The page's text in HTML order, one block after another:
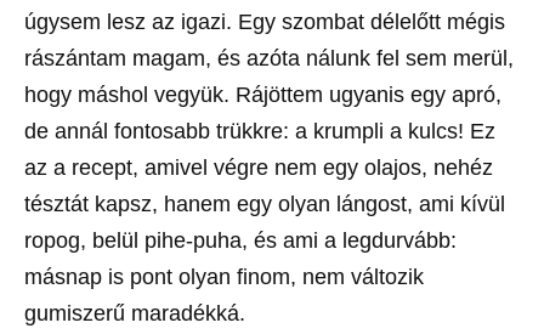
úgysem lesz az igazi. Egy szombat délelőtt mégis
rászántam magam, és azóta nálunk fel sem merül,
hogy máshol vegyük. Rájöttem ugyanis egy apró,
de annál fontosabb trükkre: a krumpli a kulcs! Ez
az a recept, amivel végre nem egy olajos, nehéz
tésztát kapsz, hanem egy olyan lángost, ami kívül
ropog, belül pihe-puha, és ami a legdurvább:
másnap is pont olyan finom, nem változik
gumiszerű maradékká.